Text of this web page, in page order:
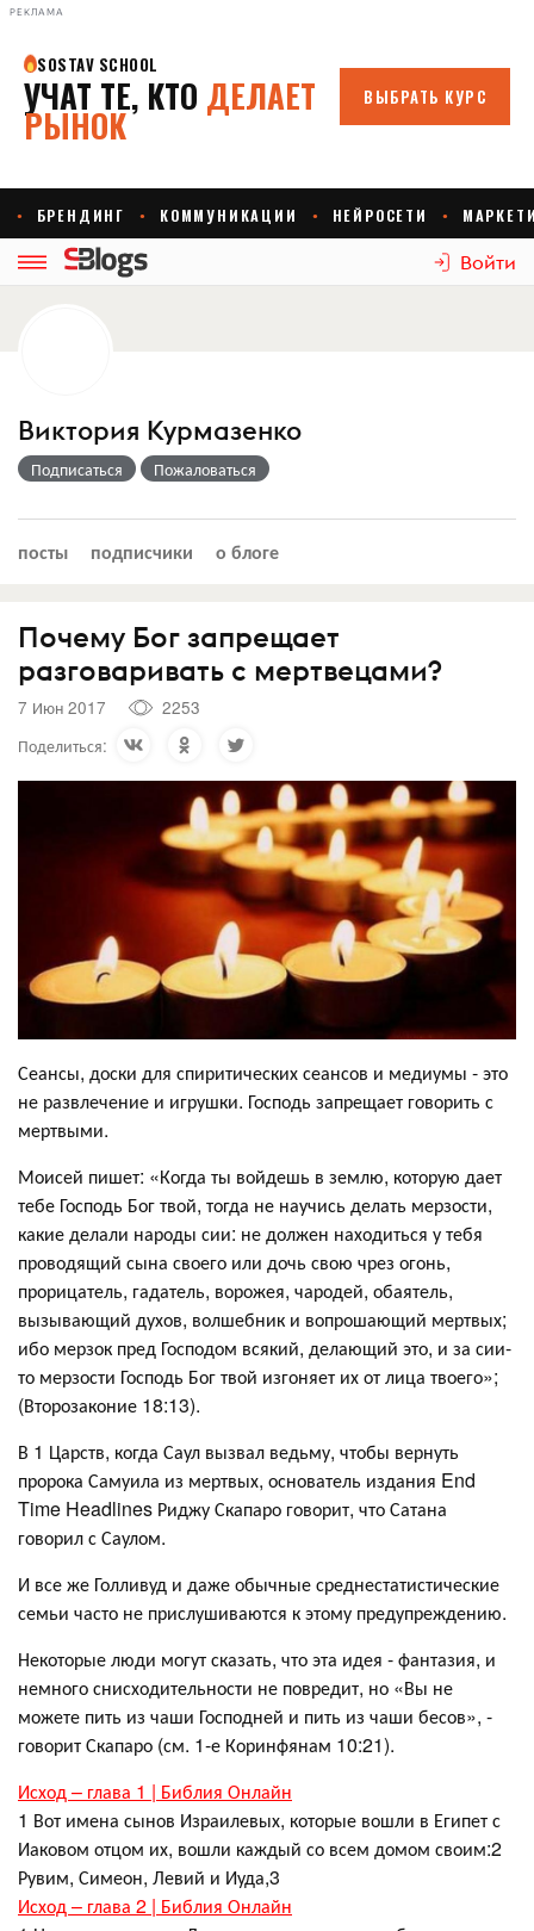
РЕКЛАМА
Войти
Виктория Курмазенко
Подписаться Пожаловаться
посты подписчики о блоге
Почему Бог запрещает
разговаривать с мертвецами?
7 Июн 2017
2253
Поделиться:
Сеансы, доски для спиритических сеансов и медиумы - это
не развлечение и игрушки. Господь запрещает говорить с
мертвыми.
Моисей пишет: «Когда ты войдешь в землю, которую дает
тебе Господь Бог твой, тогда не научись делать мерзости,
какие делали народы сии: не должен находиться у тебя
проводящий сына своего или дочь свою чрез огонь,
прорицатель, гадатель, ворожея, чародей, обаятель,
вызывающий духов, волшебник и вопрошающий мертвых;
ибо мерзок пред Господом всякий, делающий это, и за сии-
то мерзости Господь Бог твой изгоняет их от лица твоего»;
(Второзаконие 18:13).
В 1 Царств, когда Саул вызвал ведьму, чтобы вернуть
пророка Самуила из мертвых, основатель издания End
Time Headlines Риджу Скапаро говорит, что Сатана
говорил с Саулом.
И все же Голливуд и даже обычные среднестатистические
семьи часто не прислушиваются к этому предупреждению.
Некоторые люди могут сказать, что эта идея - фантазия, и
немного снисходительности не повредит, но «Вы не
можете пить из чаши Господней и пить из чаши бесов», -
говорит Скапаро (см. 1-е Коринфянам 10:21).
Исход – глава 1 | Библия Онлайн
1 Вот имена сынов Израилевых, которые вошли в Египет с
Иаковом отцом их, вошли каждый со всем домом своим:2
Рувим, Симеон, Левий и Иуда,3
Исход – глава 2 | Библия Онлайн